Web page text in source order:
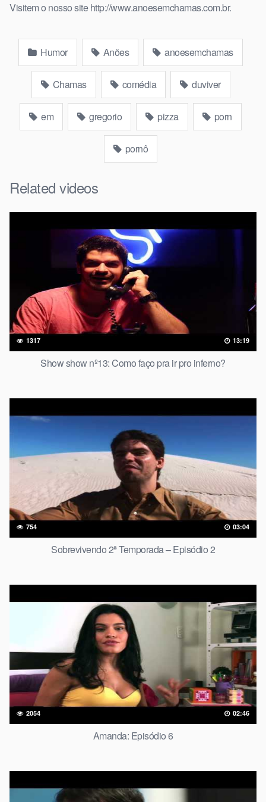
Visitem o nosso site http://www.anoesemchamas.com.br.
Humor Anões anoesemchamas
Chamas comédia duviver
em gregorio pizza porn
pornô
Related videos
1317 13:19
Show show nº13: Como faço pra ir pro inferno?
754 03:04
Sobrevivendo 2ª Temporada – Episódio 2
2054 02:46
Amanda: Episódio 6